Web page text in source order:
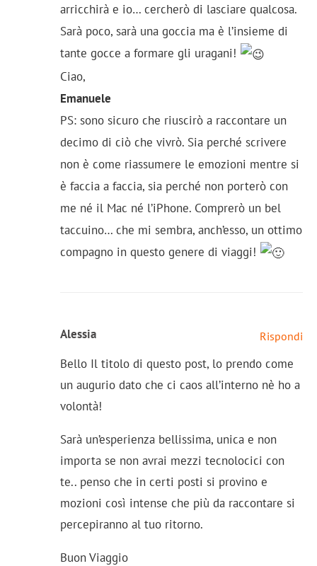
arricchirà e io… cercherò di lasciare qualcosa.
Sarà poco, sarà una goccia ma è l’insieme di
tante gocce a formare gli uragani!
Ciao,
Emanuele
PS: sono sicuro che riuscirò a raccontare un
decimo di ciò che vivrò. Sia perché scrivere
non è come riassumere le emozioni mentre si
è faccia a faccia, sia perché non porterò con
me né il Mac né l’iPhone. Comprerò un bel
taccuino… che mi sembra, anch’esso, un ottimo
compagno in questo genere di viaggi!
Alessia Rispondi
Bello Il titolo di questo post, lo prendo come
un augurio dato che ci caos all’interno nè ho a
volontà!
Sarà un’esperienza bellissima, unica e non
importa se non avrai mezzi tecnolocici con
te.. penso che in certi posti si provino e
mozioni così intense che più da raccontare si
percepiranno al tuo ritorno.
Buon Viaggio